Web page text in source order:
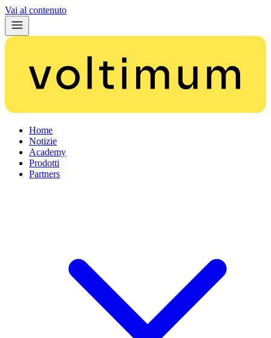
Vai al contenuto
Home
Notizie
Academy
Prodotti
Partners